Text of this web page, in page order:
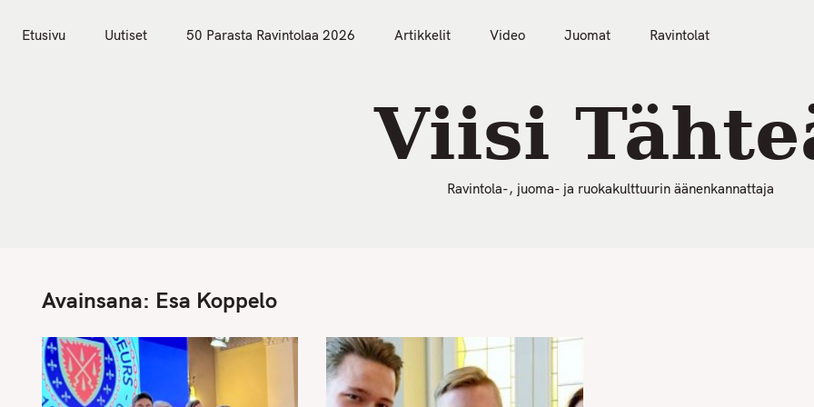
Etusivu Uutiset 50 Parasta Ravintolaa 2026 Artikkelit Video Juomat Ravintolat
Viisi
Ravintola-, juoma- ja ruokakulttuurin äänenkannattaja
Avainsana: Esa Koppelo